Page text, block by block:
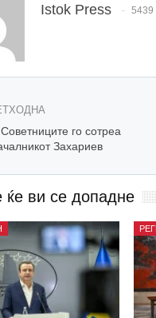
Istok Press 5439
го сотреа
Захариев
ви се допадне